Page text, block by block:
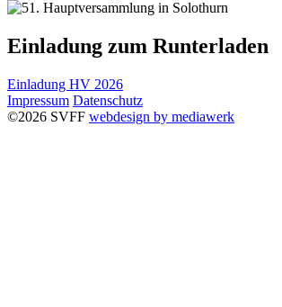
Einladung zum Runterladen
Einladung HV 2026
Impressum Datenschutz
©2026 SVFF webdesign by mediawerk